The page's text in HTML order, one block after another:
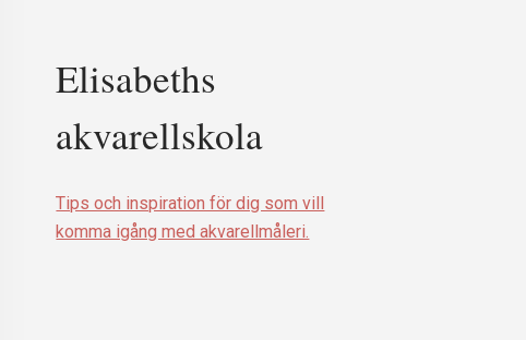
Elisabeths
akvarellskola
Tips och inspiration för dig som vill
komma igång med akvarellmåleri.